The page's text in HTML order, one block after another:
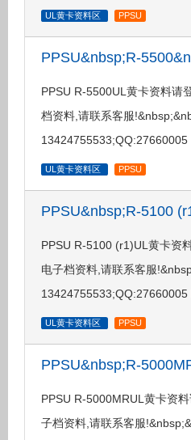
UL黄卡资料区 PPSU
PPSU&nbsp;R-
PPSU R-5500UL黄卡资料请
档资料,请联系客服
13424755533;QQ:27660005
UL黄卡资料区 PPSU
PPSU&nbsp;R-5100
PPSU R-5100 (r1)UL黄卡资
电子档资料,请联系客服
13424755533;QQ:27660005
UL黄卡资料区 PPSU
PPSU&nbsp;R-
PPSU R-5000MRUL黄卡资
子档资料,请联系客服